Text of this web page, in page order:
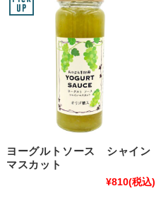
ヨーグルトソース シャイン
マスカット
¥810(税込)